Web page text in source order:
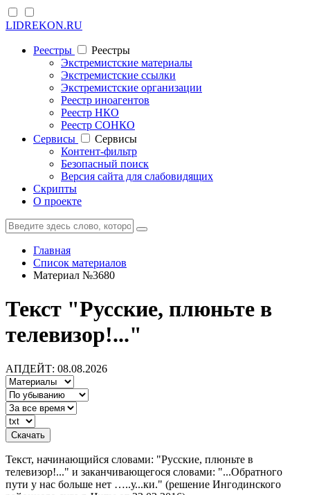
LIDREKON.RU
Реестры
Реестры
Экстремистские материалы
Экстремистские ссылки
Экстремистские организации
Реестр иноагентов
Реестр НКО
Реестр СОНКО
Cервисы
Cервисы
Контент-фильтр
Безопасный поиск
Версия сайта для слабовидящих
Скрипты
О проекте
Главная
Список материалов
Материал №3680
Текст "Русские, плюньте в
телевизор!..."
АПДЕЙТ: 08.08.2026
Текст, начинающийся словами: "Русские, плюньте в
телевизор!..." и заканчивающегося словами: "...Обратного
пути у нас больше нет …..у...ки." (решение Ингодинского